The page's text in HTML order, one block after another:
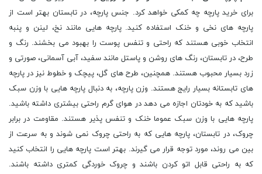
برای خرید پارچه چه کمکی خواهد کرد. جنس پارچه، در تابستان بهتر است از
پارچه های نخی و خنک استفاده کنید. پارچه هایی مانند نخ، لینن و پنبه
انتخاب خوبی هستند که راحتی و تنفس پوست را بهبود می بخشند. رنگ و
طرح، در تابستان، رنگ های روشن و پاستل مانند سفید، آبی آسمانی، صورتی و
زرد بسیار محبوب هستند. همچنین، طرح های گل، پیچک و خطوط نیز در پارچه
های تابستانه بسیار رایج هستند. وزن پارچه، به دنبال پارچه هایی با وزن سبک
باشید که به خودتان اجازه می دهد در هوای گرم راحتی بیشتری داشته باشید.
پارچه هایی با وزن سبک عموما خنک و تنفس پذیر هستند. مقاومت در برابر
چروک، در تابستان، پارچه هایی که به راحتی چروک نمی شوند و به سرعت از
بین می روند، مورد توجه قرار می گیرند. بهتر است پارچه هایی را انتخاب کنید
که به راحتی قابل اتو کردن باشند و چروک خوردگی کمتری داشته باشند.